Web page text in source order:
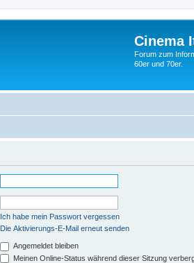
Cinema
Forum zum
60er und 70er.
Ich habe mein Passwort vergessen
Die Aktivierungs-E-Mail erneut senden
Angemeldet bleiben
Meinen Online-Status während dieser Sitzung